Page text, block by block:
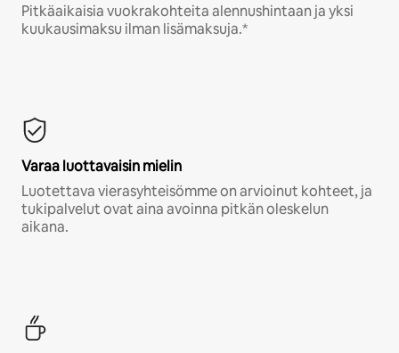
Pitkäaikaisia vuokrakohteita alennushintaan ja yksi
kuukausimaksu ilman lisämaksuja.*
Varaa luottavaisin mielin
Luotettava vierasyhteisömme on arvioinut kohteet, ja
tukipalvelut ovat aina avoinna pitkän oleskelun
aikana.